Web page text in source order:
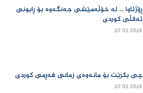
ڕۆژئاوا ... لە خۆڵەمێشی جەنگەوە بۆ ڕابونی
ئەقڵی کوردی
20.02.2026
چی بكرێت بۆ مانەوەی زمانی فەڕمی كوردی
20.02.2026